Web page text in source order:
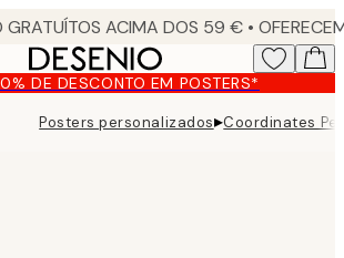
DE DESCONTO EM POSTERS*
Posters personalizados▸Coordinates